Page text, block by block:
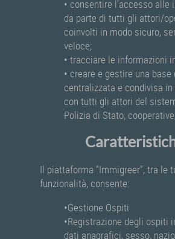
• consentire l’accesso alle
da parte di tutti gli attori/
coinvolti in modo sicuro,
veloce;
• tracciare le informazioni
• creare e gestire una base
centralizzata e condivisa
con tutti gli attori del
Polizia di Stato,
Il piattaforma “Immigreer”, tra le
funzionalità, consente:
•Gestione Ospiti
•Registrazione degli ospiti
dati anagrafici, sesso,